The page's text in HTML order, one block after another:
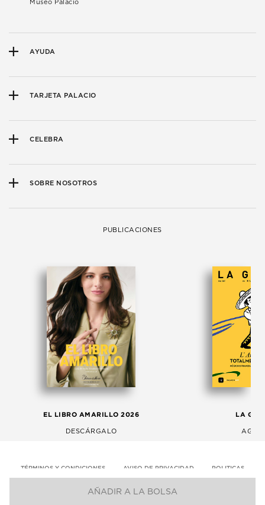
AÑADIR A LA BOLSA
Museo Palacio
AYUDA
TARJETA PALACIO
CELEBRA
SOBRE NOSOTROS
PUBLICACIONES
EL LIBRO AMARILLO 2026
DESCÁRGALO
LA
TÉRMINOS Y CONDICIONES AVISO DE PRIVACIDAD POLITICAS